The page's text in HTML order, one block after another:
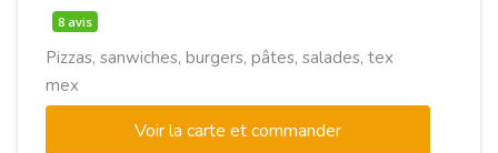
8 avis
Pizzas, sanwiches, burgers, pâtes, salades, tex
mex
Voir la carte et commander